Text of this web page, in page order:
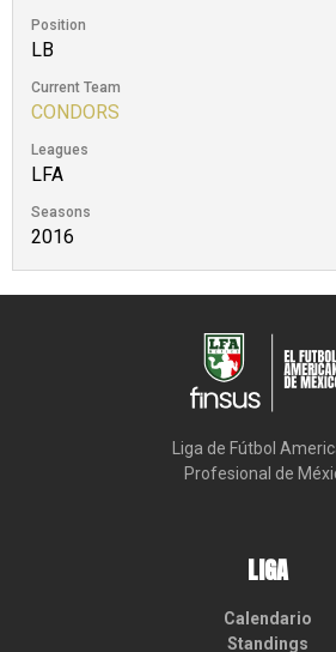
Position
LB
Current Team
CONDORS
Leagues
LFA
Seasons
2016
Liga de Fútbol
Profesional de
LIGA
Calendario
Standings